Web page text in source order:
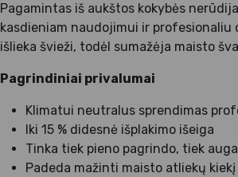
Pagamintas iš aukštos kokybės
kasdieniam naudojimui ir profesionaliu
išlieka švieži, todėl sumažėja maisto
Pagrindiniai privalumai
Klimatui neutralus sprendimas
Iki 15 % didesnė išplakimo išeiga
Tinka tiek pieno pagrindo, tiek
Padeda mažinti maisto atliekų kiekį